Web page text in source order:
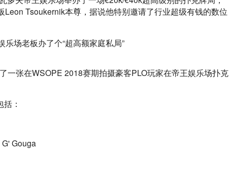
Tsoukernik本尊，据说他特别邀请了行业超级有钱的数位
一张在WSOPE 2018赛期拍摄豪客PLO玩家在帝王娱乐场扑克
：
Gouga